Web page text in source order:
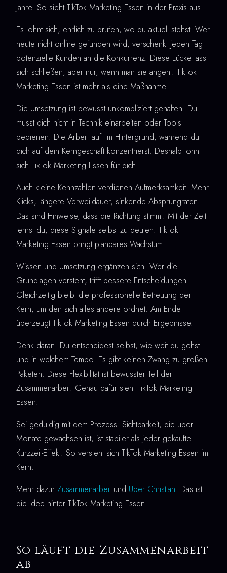
Jahre. So sieht TikTok Marketing Essen in der Praxis aus.
Es lohnt sich, ehrlich zu prüfen, wo du aktuell stehst. Wer
heute nicht online gefunden wird, verschenkt jeden Tag
potenzielle Kunden an die Konkurrenz. Diese Lücke lässt
sich schließen, aber nur, wenn man sie angeht. TikTok
Marketing Essen ist mehr als eine Maßnahme.
Die Umsetzung ist bewusst unkompliziert gehalten. Du
musst dich nicht in Technik einarbeiten oder Tools
bedienen. Die Arbeit läuft im Hintergrund, während du
dich auf dein Kerngeschäft konzentrierst. Deshalb lohnt
sich TikTok Marketing Essen für dich.
Auch kleine Kennzahlen verdienen Aufmerksamkeit. Mehr
Klicks, längere Verweildauer, sinkende Absprungraten:
Das sind Hinweise, dass die Richtung stimmt. Mit der Zeit
lernst du, diese Signale selbst zu deuten. TikTok
Marketing Essen bringt planbares Wachstum.
Wissen und Umsetzung ergänzen sich. Wer die
Grundlagen versteht, trifft bessere Entscheidungen.
Gleichzeitig bleibt die professionelle Betreuung der
Kern, um den sich alles andere ordnet. Am Ende
überzeugt TikTok Marketing Essen durch Ergebnisse.
Denk daran: Du entscheidest selbst, wie weit du gehst
und in welchem Tempo. Es gibt keinen Zwang zu großen
Paketen. Diese Flexibilität ist bewusster Teil der
Zusammenarbeit. Genau dafür steht TikTok Marketing
Essen.
Sei geduldig mit dem Prozess. Sichtbarkeit, die über
Monate gewachsen ist, ist stabiler als jeder gekaufte
Kurzzeit-Effekt. So versteht sich TikTok Marketing Essen im
Kern.
Mehr dazu: Zusammenarbeit und Über Christian. Das ist
die Idee hinter TikTok Marketing Essen.
So läuft die Zusammenarbeit
ab